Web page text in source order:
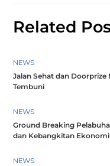
Related
NEWS
Jalan Sehat dan Doorprize
Tembuni
NEWS
Ground Breaking
dan Kebangkitan Ekonomi
NEWS